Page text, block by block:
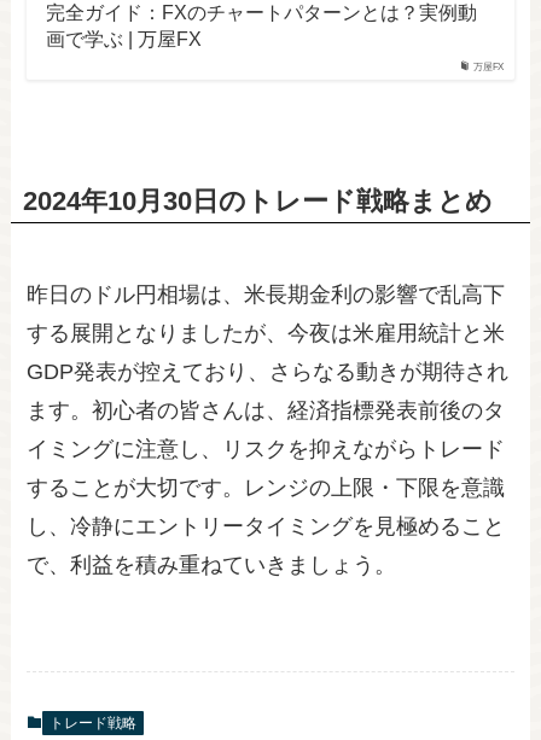
万屋FX
完全ガイド：FXのチャートパターンとは？実例動
画で学ぶ | 万屋FX
2024年10月30日のトレード戦略まとめ
昨日のドル円相場は、米長期金利の影響で乱高下
する展開となりましたが、今夜は米雇用統計と米
GDP発表が控えており、さらなる動きが期待され
ます。初心者の皆さんは、経済指標発表前後のタ
イミングに注意し、リスクを抑えながらトレード
することが大切です。レンジの上限・下限を意識
し、冷静にエントリータイミングを見極めること
で、利益を積み重ねていきましょう。
トレード戦略